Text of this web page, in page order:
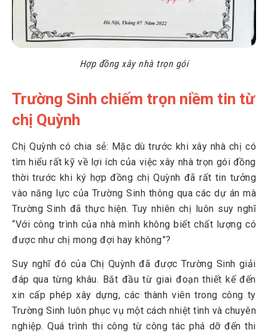
Hợp đồng xây nhà trọn gói
Trường Sinh chiếm trọn niềm tin từ
chị Quỳnh
Chị Quỳnh có chia sẻ: Mặc dù trước khi xây nhà chị có
tìm hiểu rất kỹ về lợi ích của việc xây nhà trọn gói đồng
thời trước khi ký hợp đồng chị Quỳnh đã rất tin tưởng
vào năng lực của Trường Sinh thông qua các dự án mà
Trường Sinh đã thực hiện. Tuy nhiên chị luôn suy nghĩ
“Với công trình của nhà mình không biết chất lượng có
được như chị mong đợi hay không”?
Suy nghĩ đó của Chị Quỳnh đã được Trường Sinh giải
đáp qua từng khâu. Bắt đầu từ giai đoạn thiết kế đến
xin cấp phép xây dựng, các thành viên trong công ty
Trường Sinh luôn phục vụ một cách nhiệt tình và chuyên
nghiệp. Quá trình thi công từ công tác phá dỡ đến thi